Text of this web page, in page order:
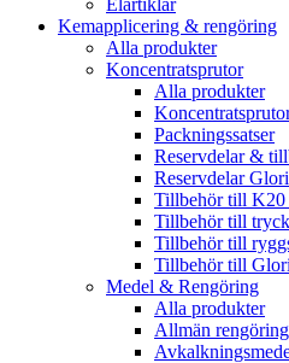
Elartiklar
Kemapplicering & rengöring
Alla produkter
Koncentratsprutor
Alla produkter
Packningssatser
Reservdelar &
Reservdelar
Tillbehör till
Tillbehör till
Tillbehör till
Tillbehör till
Medel & Rengöring
Alla produkter
Allmän rengöring